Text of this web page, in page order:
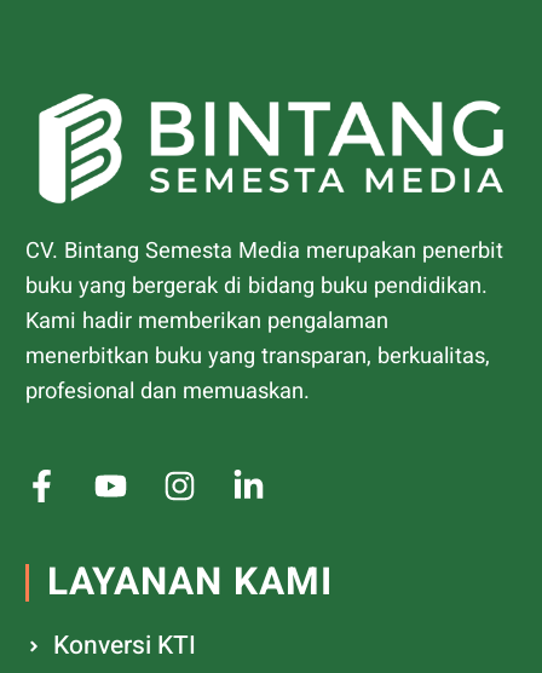
CV. Bintang Semesta Media merupakan penerbit
buku yang bergerak di bidang buku pendidikan.
Kami hadir memberikan pengalaman
menerbitkan buku yang transparan, berkualitas,
profesional dan memuaskan.
LAYANAN KAMI
Konversi KTI